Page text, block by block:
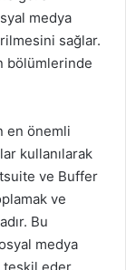
medya
sağlar.
bölümlerinde
en önemli
kullanılarak
ve Buffer
ve
Bu
medya